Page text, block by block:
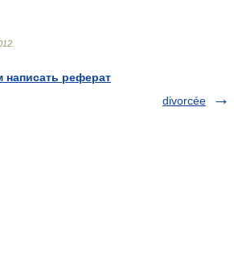
написать реферат
divorcée